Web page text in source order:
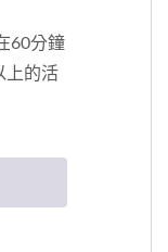
60分鐘
上的活